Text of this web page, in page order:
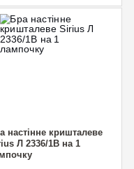
настінне кришталеве
Л 2336/1В на 1